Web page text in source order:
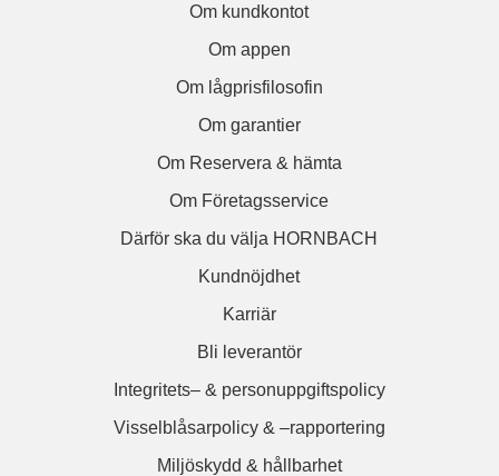
Om kundkontot
Om appen
Om lågprisfilosofin
Om garantier
Om Reservera & hämta
Om Företagsservice
Därför ska du välja HORNBACH
Kundnöjdhet
Karriär
Bli leverantör
Integritets– & personuppgiftspolicy
Visselblåsarpolicy & –rapportering
Miljöskydd & hållbarhet